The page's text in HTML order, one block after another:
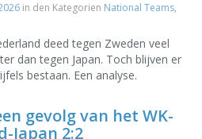
in den Kategorien National Teams,
deed tegen Zweden veel
dan tegen Japan. Toch blijven er
bestaan. Een analyse.
gevolg van het WK-
Japan 2:2